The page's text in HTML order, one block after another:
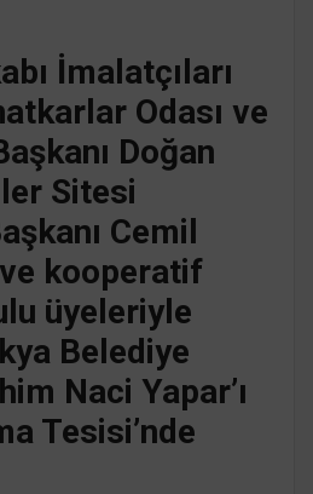
İmalatçıları
Odası ve
Doğan
Sitesi
Cemil
kooperatif
üyeleriyle
Belediye
Naci Yapar’ı
Tesisi’nde